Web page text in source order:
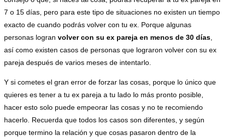
7 o 15 días, pero para este tipo de situaciones no existen un tiempo
exacto de cuando podrás volver con tu ex. Porque algunas
personas logran volver con su ex pareja en menos de 30 días
así como existen casos de personas que lograron volver con su ex
pareja después de varios meses de intentarlo.
Y si cometes el gran error de forzar las cosas, porque lo único que
quieres es tener a tu ex pareja a tu lado lo más pronto posible,
hacer esto solo puede empeorar las cosas y no te recomiendo
hacerlo. Recuerda que todos los casos son diferentes, y según
porque termino la relación y que cosas pasaron dentro de la